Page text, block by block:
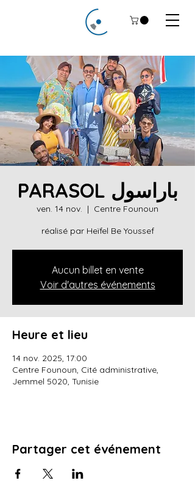
PARASOL باراسول
ven. 14 nov.
  |
Centre Founoun
réalisé par Heïfel Be Youssef
Aucun billet en vente
Voir d'autres événements
Heure et lieu
14 nov. 2025, 17:00
Centre Founoun, Cité administrative,
Jemmel 5020, Tunisie
Partager cet événement